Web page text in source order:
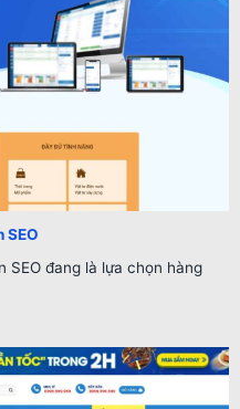
SEO
SEO đang là lựa chọn hàng